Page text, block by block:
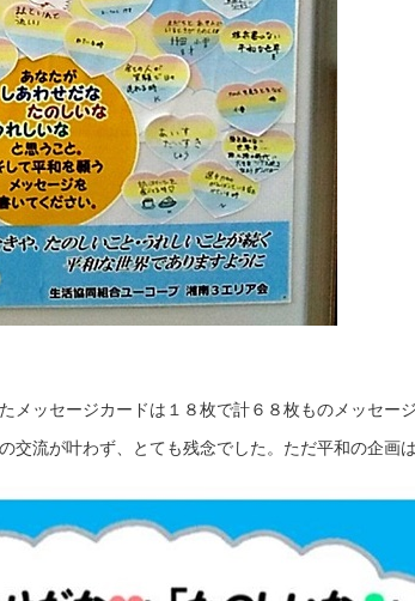
ッセージカードは１８枚で計６８枚ものメッセー
流が叶わず、とても残念でした。ただ平和の企画